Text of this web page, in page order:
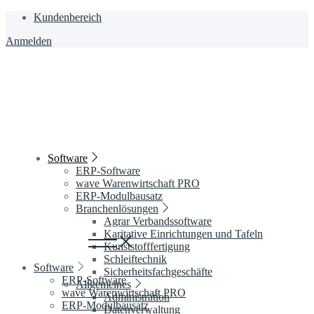
Zum
wechseln
Kundenbereich
Anmelden
Software
ERP-Software
wave Warenwirtschaft PRO
ERP-Modulbausatz
Branchenlösungen
Agrar Verbandssoftware
Karitative Einrichtungen und Tafeln
Kunststofffertigung
Schleiftechnik
Sicherheitsfachgeschäfte
Allgemeines
Administration
Datenverwaltung
Software
ERP-Software
wave Warenwirtschaft PRO
ERP-Modulbausatz